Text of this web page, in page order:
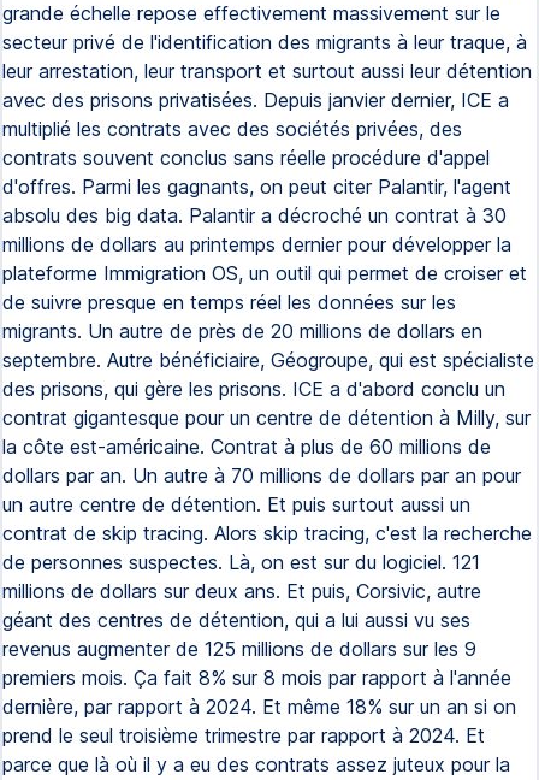
grande échelle repose effectivement massivement sur le
secteur privé de l'identification des migrants à leur traque, à
leur arrestation, leur transport et surtout aussi leur détention
avec des prisons privatisées. Depuis janvier dernier, ICE a
multiplié les contrats avec des sociétés privées, des
contrats souvent conclus sans réelle procédure d'appel
d'offres. Parmi les gagnants, on peut citer Palantir, l'agent
absolu des big data. Palantir a décroché un contrat à 30
millions de dollars au printemps dernier pour développer la
plateforme Immigration OS, un outil qui permet de croiser et
de suivre presque en temps réel les données sur les
migrants. Un autre de près de 20 millions de dollars en
septembre. Autre bénéficiaire, Géogroupe, qui est spécialiste
des prisons, qui gère les prisons. ICE a d'abord conclu un
contrat gigantesque pour un centre de détention à Milly, sur
la côte est-américaine. Contrat à plus de 60 millions de
dollars par an. Un autre à 70 millions de dollars par an pour
un autre centre de détention. Et puis surtout aussi un
contrat de skip tracing. Alors skip tracing, c'est la recherche
de personnes suspectes. Là, on est sur du logiciel. 121
millions de dollars sur deux ans. Et puis, Corsivic, autre
géant des centres de détention, qui a lui aussi vu ses
revenus augmenter de 125 millions de dollars sur les 9
premiers mois. Ça fait 8% sur 8 mois par rapport à l'année
dernière, par rapport à 2024. Et même 18% sur un an si on
prend le seul troisième trimestre par rapport à 2024. Et
parce que là où il y a eu des contrats assez juteux pour la